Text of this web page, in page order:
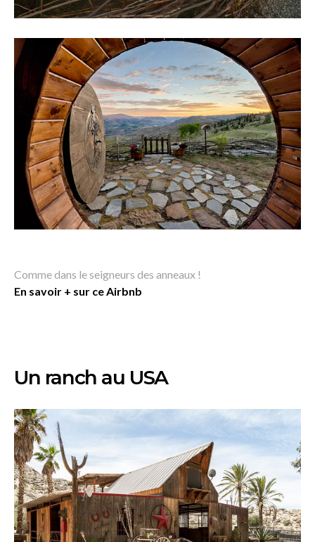
Comme dans le seigneurs des anneaux !
En savoir + sur ce Airbnb
Un ranch au USA